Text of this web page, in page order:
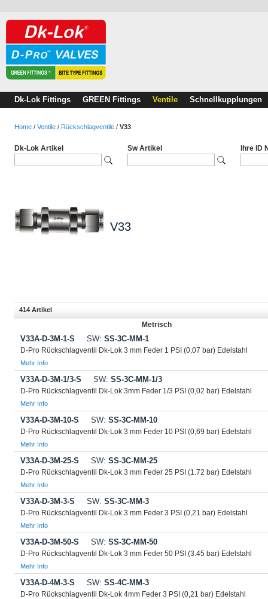
Dk-Lok Fittings GREEN Fittings Ventile Schnellkupplungen
Home / Ventile / Rückschlagventile / V33
Dk-Lok Artikel Sw Artikel Ihre ID
V33
414 Artikel
Metrisch
V33A-D-3M-1-S SW: SS-3C-MM-1
D-Pro Rückschlagventil Dk-Lok 3 mm Feder 1 PSI (0,07 bar) Edelstahl
Mehr Info
V33A-D-3M-1/3-S SW: SS-3C-MM-1/3
D-Pro Rückschlagventil Dk-Lok 3mm Feder 1/3 PSI (0,02 bar) Edelstahl
Mehr Info
V33A-D-3M-10-S SW: SS-3C-MM-10
D-Pro Rückschlagventil Dk-Lok 3 mm Feder 10 PSI (0,69 bar) Edelstahl
Mehr Info
V33A-D-3M-25-S SW: SS-3C-MM-25
D-Pro Rückschlagventil Dk-Lok 3 mm Feder 25 PSI (1.72 bar) Edelstahl
Mehr Info
V33A-D-3M-3-S SW: SS-3C-MM-3
D-Pro Rückschlagventil Dk-Lok 3 mm Feder 3 PSI (0,21 bar) Edelstahl
Mehr Info
V33A-D-3M-50-S SW: SS-3C-MM-50
D-Pro Rückschlagventil Dk-Lok 3 mm Feder 50 PSI (3.45 bar) Edelstahl
Mehr Info
V33A-D-4M-3-S SW: SS-4C-MM-3
D-Pro Rückschlagventil Dk-Lok 4mm Feder 3 PSI (0,21 bar) Edelstahl